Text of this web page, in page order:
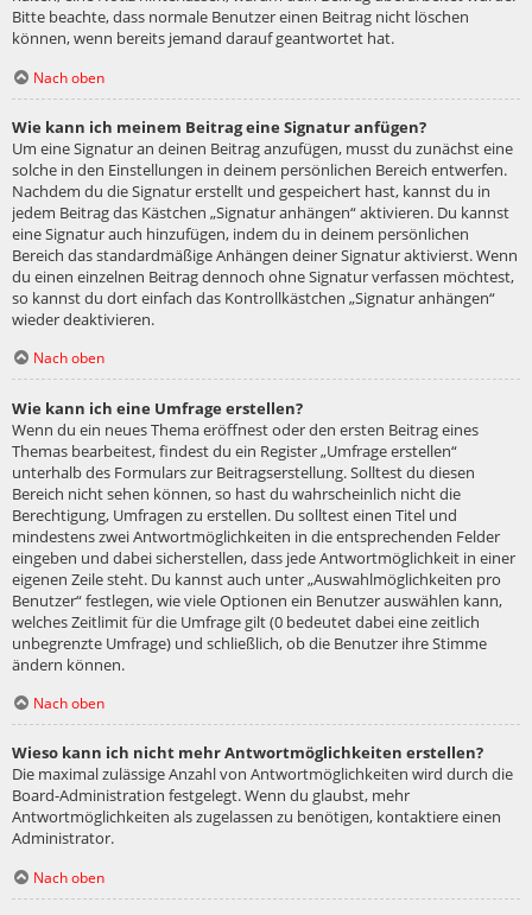
Bitte beachte, dass normale Benutzer einen Beitrag nicht löschen
können, wenn bereits jemand darauf geantwortet hat.
Nach oben
Wie kann ich meinem Beitrag eine Signatur anfügen?
Um eine Signatur an deinen Beitrag anzufügen, musst du zunächst eine
solche in den Einstellungen in deinem persönlichen Bereich entwerfen.
Nachdem du die Signatur erstellt und gespeichert hast, kannst du in
jedem Beitrag das Kästchen „Signatur anhängen“ aktivieren. Du kannst
eine Signatur auch hinzufügen, indem du in deinem persönlichen
Bereich das standardmäßige Anhängen deiner Signatur aktivierst. Wenn
du einen einzelnen Beitrag dennoch ohne Signatur verfassen möchtest,
so kannst du dort einfach das Kontrollkästchen „Signatur anhängen“
wieder deaktivieren.
Nach oben
Wie kann ich eine Umfrage erstellen?
Wenn du ein neues Thema eröffnest oder den ersten Beitrag eines
Themas bearbeitest, findest du ein Register „Umfrage erstellen“
unterhalb des Formulars zur Beitragserstellung. Solltest du diesen
Bereich nicht sehen können, so hast du wahrscheinlich nicht die
Berechtigung, Umfragen zu erstellen. Du solltest einen Titel und
mindestens zwei Antwortmöglichkeiten in die entsprechenden Felder
eingeben und dabei sicherstellen, dass jede Antwortmöglichkeit in einer
eigenen Zeile steht. Du kannst auch unter „Auswahlmöglichkeiten pro
Benutzer“ festlegen, wie viele Optionen ein Benutzer auswählen kann,
welches Zeitlimit für die Umfrage gilt (0 bedeutet dabei eine zeitlich
unbegrenzte Umfrage) und schließlich, ob die Benutzer ihre Stimme
ändern können.
Nach oben
Wieso kann ich nicht mehr Antwortmöglichkeiten erstellen?
Die maximal zulässige Anzahl von Antwortmöglichkeiten wird durch die
Board-Administration festgelegt. Wenn du glaubst, mehr
Antwortmöglichkeiten als zugelassen zu benötigen, kontaktiere einen
Administrator.
Nach oben